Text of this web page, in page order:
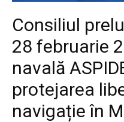
Consiliul
28 februarie
navală
protejarea
navigație în